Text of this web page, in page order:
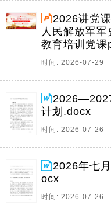
2026讲党
人民解放军
教育培训党
时间: 2026-07-29
计划.docx
时间: 2026-07-26
2026年七
ocx
时间: 2026-07-26